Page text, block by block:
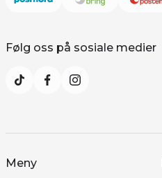
Følg oss på sosiale medier
Meny